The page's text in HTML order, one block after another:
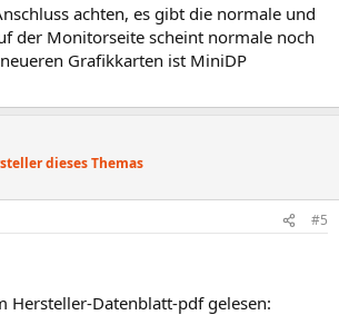
achten, es gibt die normale und
der Monitorseite scheint normale noch
Grafikkarten ist MiniDP
dieses Themas
#5
Hersteller-Datenblatt-pdf gelesen: